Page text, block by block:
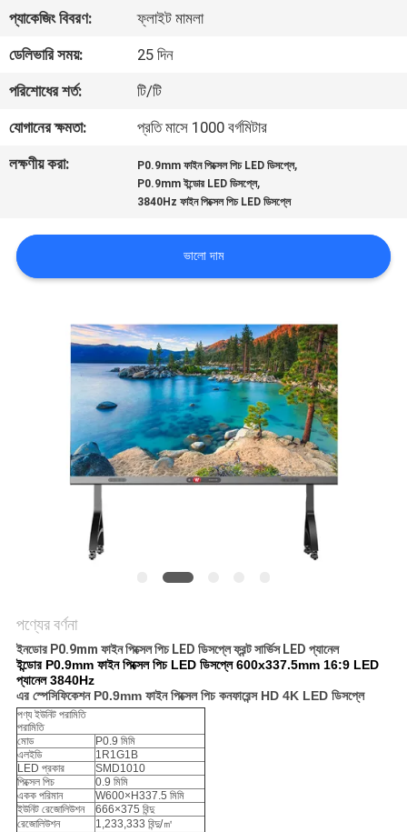
ভ্রমণ
মান
নিয়ন্ত্রণ
খবর
সাইটম্যাপ
প্যাকেজিং বিবরণ:
ফ্লাইট মামলা
ডেলিভারি সময়:
25 দিন
পরিশোধের শর্ত:
টি/টি
যোগানের ক্ষমতা:
প্রতি মাসে 1000 বর্গমিটার
লক্ষণীয় করা:
P0.9mm ফাইন পিক্সেল পিচ LED ডিসপ্লে,
P0.9mm ইন্ডোর LED ডিসপ্লে,
3840Hz ফাইন পিক্সেল পিচ LED ডিসপ্লে
ভালো দাম
পণ্যের বর্ণনা
ইনডোর P0.9mm ফাইন পিক্সেল পিচ LED ডিসপ্লে ফ্রন্ট সার্ভিস LED প্যানেল
ইন্ডোর P0.9mm ফাইন পিক্সেল পিচ LED ডিসপ্লে 600x337.5mm 16:9 LED
প্যানেল 3840Hz
এর স্পেসিফিকেশন P0.9mm ফাইন পিক্সেল পিচ কনফারেন্স HD 4K LED ডিসপ্লে
পণ্য ইউনিট পরামিতি
পরামিতি
মোড
P0.9 মিমি
এলইডি
1R1G1B
LED প্রকার
SMD1010
পিক্সেল পিচ
0.9 মিমি
একক পরিমান
W600×H337.5 মিমি
ইউনিট রেজোলিউশন
666×375 বিন্দু
রেজোলিউশন
1,233,333 বিন্দু/㎡